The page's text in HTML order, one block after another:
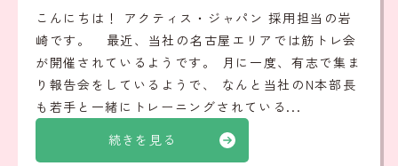
続きを見る
こんにちは！ アクティス・ジャパン 採用担当の岩
崎です。 最近、当社の名古屋エリアでは筋トレ会
が開催されているようです。 月に一度、有志で集ま
り報告会をしているようで、 なんと当社のN本部長
も若手と一緒にトレーニングされている...